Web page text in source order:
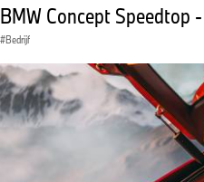
BMW Concept Speedtop
Bedrijf